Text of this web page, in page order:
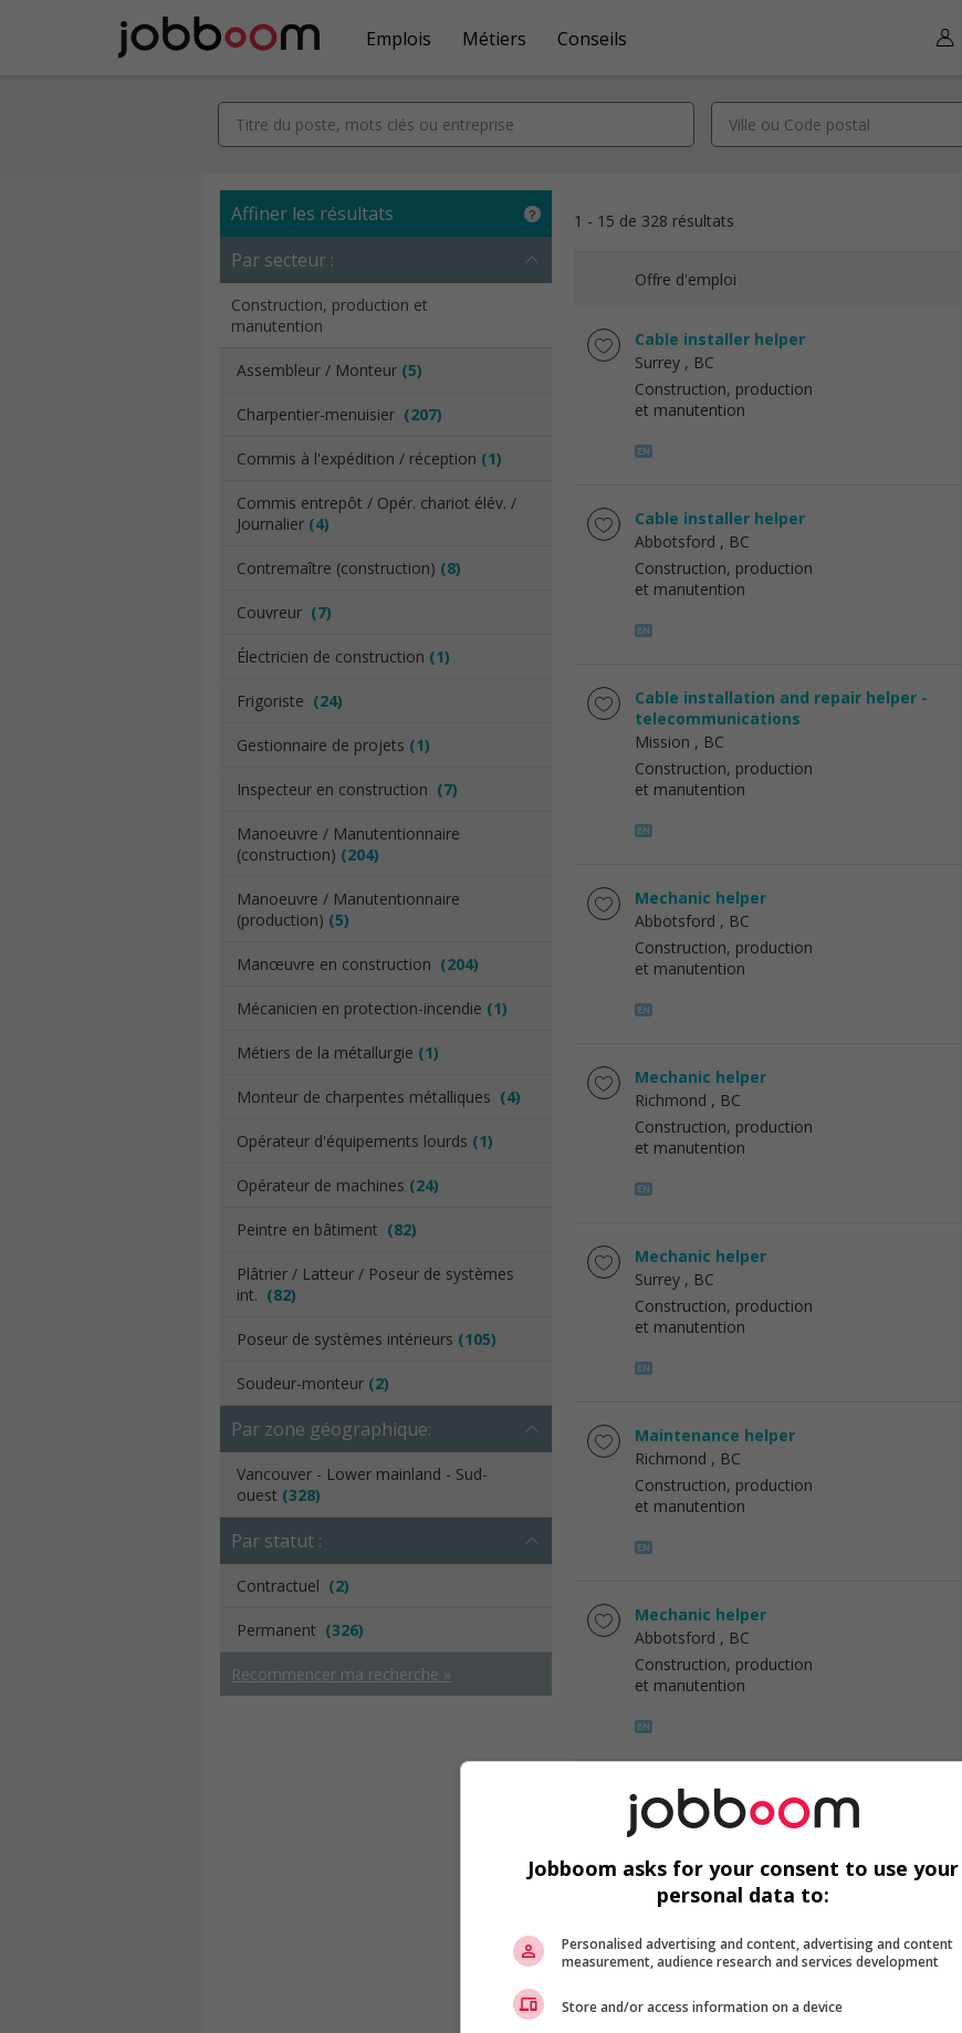
Emplois Métiers Conseils
Affiner les résultats
Par secteur :
Construction, production et
manutention
Assembleur / Monteur (5)
Charpentier-menuisier (207)
Commis à l'expédition / réception (1)
Commis entrepôt / Opér. chariot élév. /
Journalier (4)
Contremaître (construction) (8)
Couvreur (7)
Électricien de construction (1)
Frigoriste (24)
Gestionnaire de projets (1)
Inspecteur en construction (7)
Manoeuvre / Manutentionnaire
(construction) (204)
Manoeuvre / Manutentionnaire
(production) (5)
Manœuvre en construction (204)
Mécanicien en protection-incendie (1)
Métiers de la métallurgie (1)
Monteur de charpentes métalliques (4)
Opérateur d'équipements lourds (1)
Opérateur de machines (24)
Peintre en bâtiment (82)
Plâtrier / Latteur / Poseur de systèmes
int. (82)
Poseur de systèmes intérieurs (105)
Soudeur-monteur (2)
Par zone géographique:
Vancouver - Lower mainland - Sud-
ouest (328)
Par statut :
Contractuel (2)
Permanent (326)
Recommencer ma recherche »
1 - 15 de 328 résultats
Offre d'emploi
Cable installer helper
Surrey , BC
Construction, production
et manutention
Cable installer helper
Abbotsford , BC
Construction, production
et manutention
Cable installation and repair helper -
telecommunications
Mission , BC
Construction, production
et manutention
Mechanic helper
Abbotsford , BC
Construction, production
et manutention
Mechanic helper
Richmond , BC
Construction, production
et manutention
Mechanic helper
Surrey , BC
Construction, production
et manutention
Maintenance helper
Richmond , BC
Construction, production
et manutention
Mechanic helper
Abbotsford , BC
Construction, production
et manutention
Mechanic helper
Surrey, BC
et manutention
Mechanic helper
Richmond, BC
Jobboom asks for your consent to use your
personal data to:
Personalised advertising and content, advertising and content
measurement, audience research and services development
Store and/or access information on a device